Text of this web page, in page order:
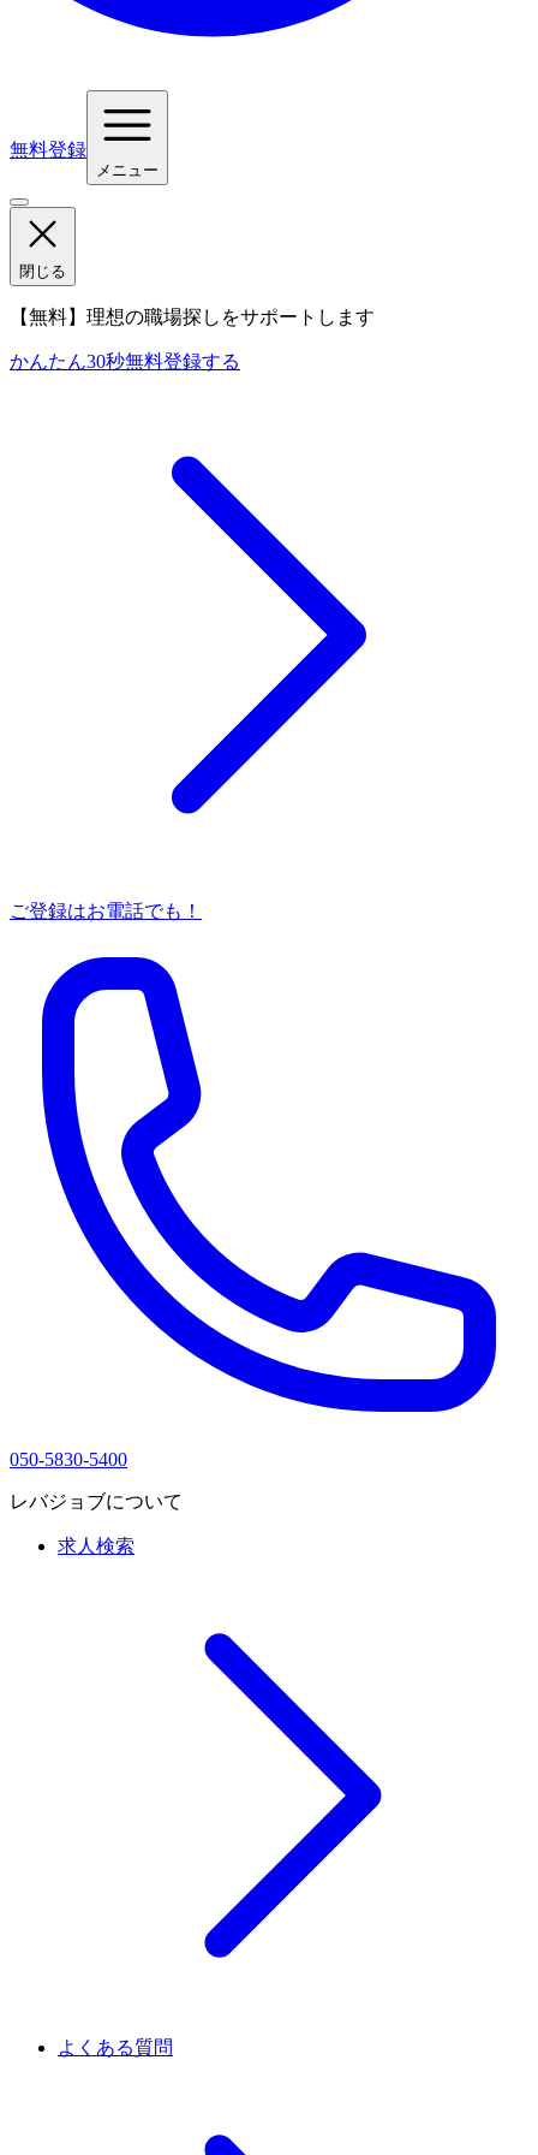
無料登録
メニュー
閉じる
【無料】理想の職場探しをサポートします
かんたん30秒無料登録する
ご登録はお電話でも！
050-5830-5400
レバジョブについて
求人検索
よくある質問